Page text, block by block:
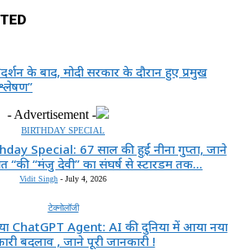
के बाद, मोदी सरकार के दौरान हुए प्रमुख
- Advertisement -
BIRTHDAY SPECIAL
Special: 67 साल की हुईं नीना गुप्ता, जाने
“की “मंजु देवी” का संघर्ष से स्टारडम तक...
Vidit Singh - July 4, 2026
टेक्नोलॉजी
ChatGPT Agent: AI की दुनिया में आया नया
बदलाव , जाने पूरी जानकारी !